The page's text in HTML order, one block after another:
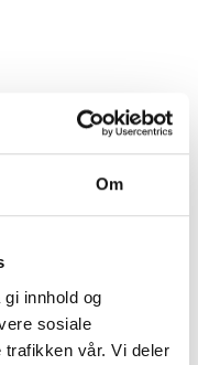
Om
innhold og
sosiale
trafikken vår. Vi deler